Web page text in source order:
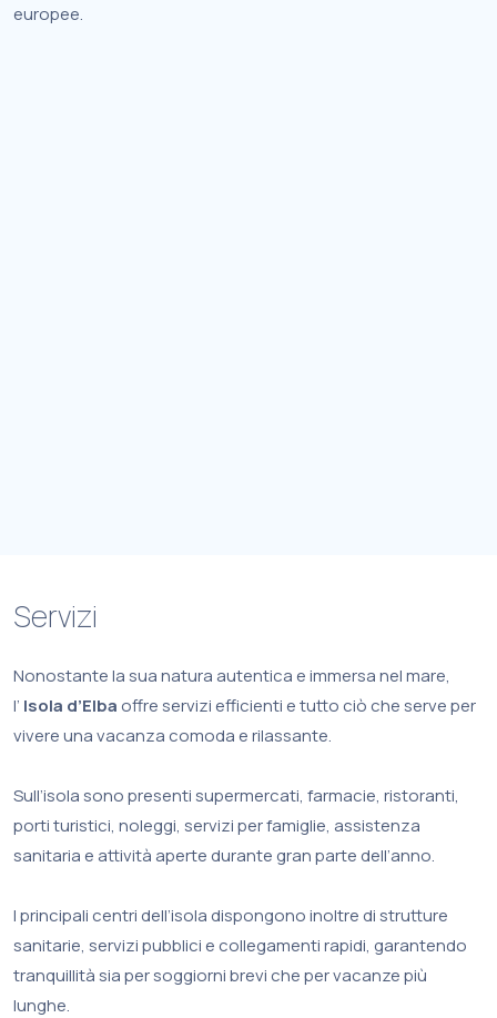
europee.
Servizi
Nonostante la sua natura autentica e immersa nel mare,
l’ Isola d’Elba offre servizi efficienti e tutto ciò che serve per
vivere una vacanza comoda e rilassante.
Sull’isola sono presenti supermercati, farmacie, ristoranti,
porti turistici, noleggi, servizi per famiglie, assistenza
sanitaria e attività aperte durante gran parte dell’anno.
I principali centri dell’isola dispongono inoltre di strutture
sanitarie, servizi pubblici e collegamenti rapidi, garantendo
tranquillità sia per soggiorni brevi che per vacanze più
lunghe.